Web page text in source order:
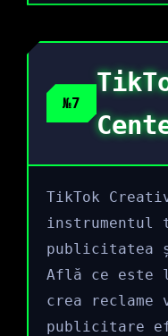
№7
TikTok
instrumentul
publicitatea
Află ce este
crea
publicitare